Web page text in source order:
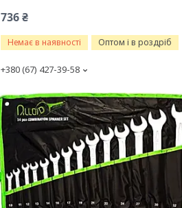
736 ₴
Немає в наявності Оптом і в роздріб
+380 (67) 427-39-58